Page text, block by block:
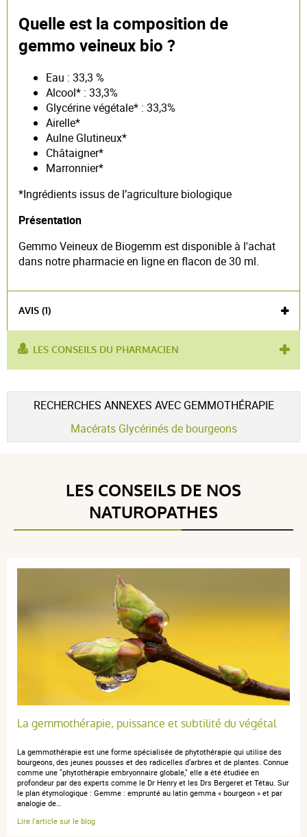
Quelle est la composition de
gemmo veineux bio ?
Eau : 33,3 %
Alcool* : 33,3%
Glycérine végétale* : 33,3%
Airelle*
Aulne Glutineux*
Châtaigner*
Marronnier*
*Ingrédients issus de l’agriculture biologique
Présentation
Gemmo Veineux de Biogemm est disponible à l'achat
dans notre pharmacie en ligne en flacon de 30 ml.
AVIS (1)
Voir l'attestation de confiance
Avis soumis à un contrôle
5 / 5
(1Avis)
5 étoiles
4 étoiles
0
Trier l'affichage des avis
publié le 12 juillet 2022 suite à une commande du
23 juin 2022
5 / 5
Très bien, service impeccable, soigneux et attentif. Je
recommande !
LES CONSEILS DU PHARMACIEN
:
veineuse
RECHERCHES ANNEXES AVEC GEMMOTHÉRAPIE
Macérats Glycérinés de bourgeons
LES CONSEILS DE NOS
NATUROPATHES
La gemmothérapie, puissance et subtilité du végétal
La gemmothérapie est une forme spécialisée de phytothérapie qui utilise des
bourgeons, des jeunes pousses et des radicelles d’arbres et de plantes. Connue
comme une "phytothérapie embryonnaire globale," elle a été étudiée en
profondeur par des experts comme le Dr Henry et les Drs Bergeret et Tétau. Sur
le plan étymologique : Gemme : emprunté au latin gemma « bourgeon » et par
analogie de…
Lire l'article sur le blog